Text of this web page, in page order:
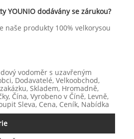
YOUNIO dodávány se zárukou?
naše produkty 100% velkorysou
vodoměr s uzavřeným
Dodavatelé, Velkoobchod,
Skladem, Hromadně,
Čína, Vyrobeno v Číně, Levně,
Sleva, Cena, Ceník, Nabídka